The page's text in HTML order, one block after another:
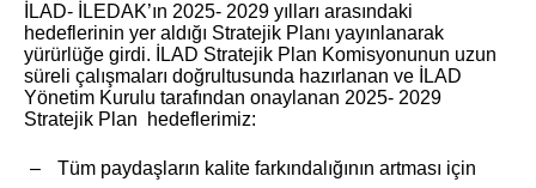
İLAD- İLEDAK’ın 2025- 2029 yılları arasındaki
hedeflerinin yer aldığı Stratejik Planı yayınlanarak
yürürlüğe girdi. İLAD Stratejik Plan Komisyonunun uzun
süreli çalışmaları doğrultusunda hazırlanan ve İLAD
Yönetim Kurulu tarafından onaylanan 2025- 2029
Stratejik Plan hedeflerimiz:
–
Tüm paydaşların kalite farkındalığının artması için